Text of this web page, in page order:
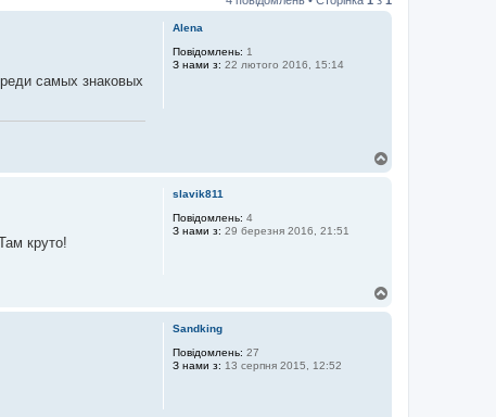
Alena
Повідомлень: 1
З нами з: 22 лютого 2016, 15:14
самых знаковых
slavik811
Повідомлень: 4
З нами з: 29 березня 2016, 21:51
круто!
Sandking
Повідомлень: 27
З нами з: 13 серпня 2015, 12:52